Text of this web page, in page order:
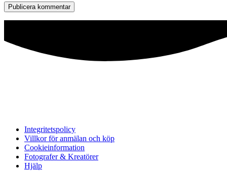
Integritetspolicy
Villkor för anmälan och köp
Cookieinformation
Fotografer & Kreatörer
Hjälp